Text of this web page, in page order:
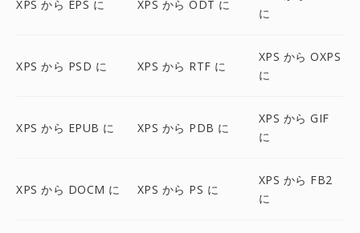
XPS から EPS に XPS から ODT に
に
XPS から PSD に XPS から RTF に
XPS から OXPS
に
XPS から EPUB に XPS から PDB に
XPS から GIF
に
XPS から DOCM に XPS から PS に
XPS から FB2
に